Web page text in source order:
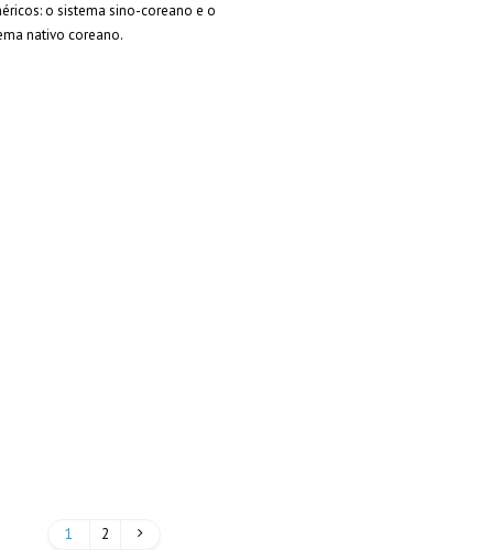
o sistema sino-coreano e o
nativo coreano.
1 2